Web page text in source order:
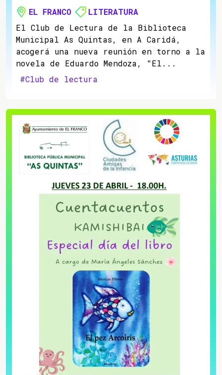
EL FRANCO
LITERATURA
El Club de Lectura de la Biblioteca
Municipal As Quintas, en A Caridá,
acogerá una nueva reunión en torno a la
novela de Eduardo Mendoza, "El...
#Club de lectura